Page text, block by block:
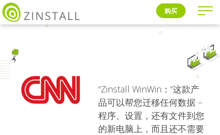
购买
“Zinstall WinWin：“这款产
品可以帮您迁移任何数据 –
程序、设置，还有文件到您
的新电脑上，而且还不需要